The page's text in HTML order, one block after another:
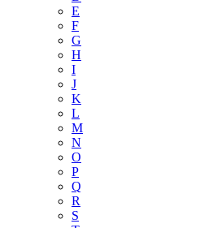
E
F
G
H
I
J
K
L
M
N
O
P
Q
R
S